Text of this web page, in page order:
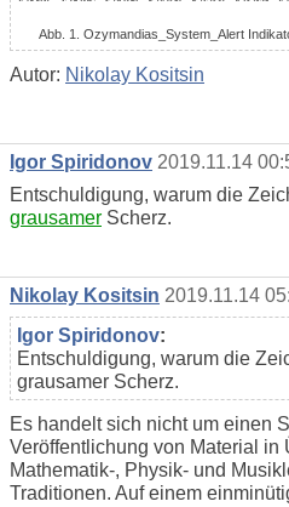
Abb. 1. Ozymandias_System_Alert
Autor: Nikolay Kositsin
Igor Spiridonov 2019.11.14
Entschuldigung, warum die
grausamer Scherz.
Nikolay Kositsin 2019.11.14
Igor Spiridonov:
Entschuldigung, warum die
grausamer Scherz.
Es handelt sich nicht um einen
Veröffentlichung von Material in
Mathematik-, Physik- und
Traditionen. Auf einem